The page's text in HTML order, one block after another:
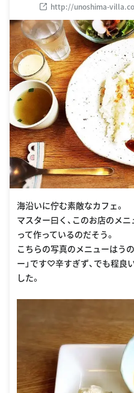
http://unoshima-
海沿いに佇む素敵なカフェ。
マスター曰く、このお店のメ
って作っているのだそう。
こちらの写真のメニューはう
ー」です♡辛すぎず、でも程良
した。